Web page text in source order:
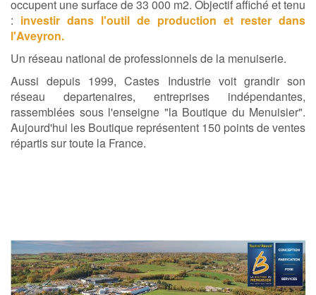
occupent une surface de 33 000 m2. Objectif affiché et tenu
: investir dans l'outil de production et rester dans
l'Aveyron.
Un réseau national de professionnels de la menuiserie.
Aussi depuis 1999, Castes Industrie voit grandir son
réseau departenaires, entreprises indépendantes,
rassemblées sous l'enseigne "la Boutique du Menuisier".
Aujourd'hui les Boutique représentent 150 points de ventes
répartis sur toute la France.